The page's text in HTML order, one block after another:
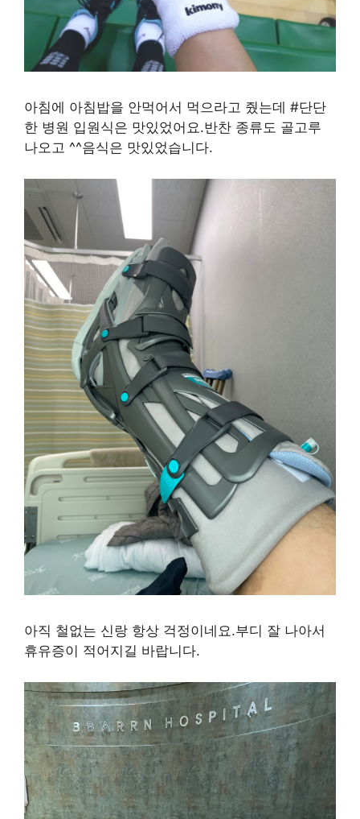
아침에 아침밥을 안먹어서 먹으라고 줬는데 #단단
한 병원 입원식은 맛있었어요.반찬 종류도 골고루
나오고 ^^음식은 맛있었습니다.
아직 철없는 신랑 항상 걱정이네요.부디 잘 나아서
휴유증이 적어지길 바랍니다.